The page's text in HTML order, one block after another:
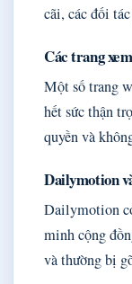
cãi, các đối
Các trang
Một số trang
hết sức thận
quyền và
Dailymotion
Dailymotion
minh cộng
và thường bị